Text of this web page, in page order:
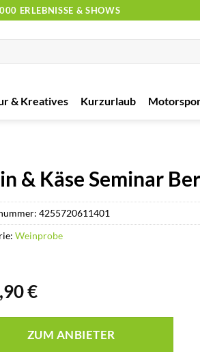
ERLEBNISSE & SHOWS
& Kreatives Kurzurlaub
& Käse Seminar
€
ZUM ANBIETER
4255720611401
Weinprobe